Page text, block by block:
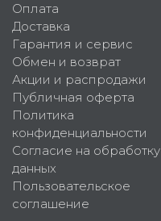
Оплата
Доставка
Гарантия и сервис
Обмен и возврат
Акции и распродажи
Публичная оферта
Политика
конфиденциальности
Согласие на обработку
данных
Пользовательское
соглашение